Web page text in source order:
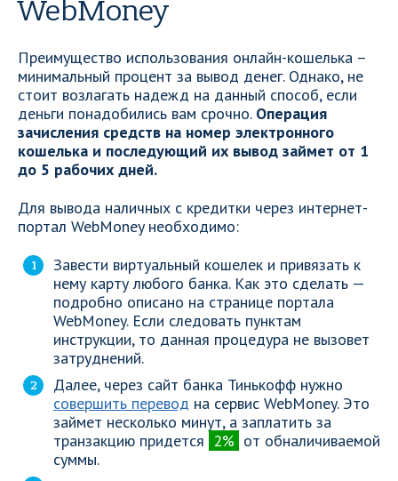
WebMoney
Преимущество использования онлайн-кошелька –
минимальный процент за вывод денег. Однако, не
стоит возлагать надежд на данный способ, если
деньги понадобились вам срочно. Операция
зачисления средств на номер электронного
кошелька и последующий их вывод займет от 1
до 5 рабочих дней.
Для вывода наличных с кредитки через интернет-
портал WebMoney необходимо:
Завести виртуальный кошелек и привязать к
нему карту любого банка. Как это сделать —
подробно описано на странице портала
WebMoney. Если следовать пунктам
инструкции, то данная процедура не вызовет
затруднений.
Далее, через сайт банка Тинькофф нужно
совершить перевод на сервис WebMoney. Это
займет несколько минут, а заплатить за
транзакцию придется 2% от обналичиваемой
суммы.